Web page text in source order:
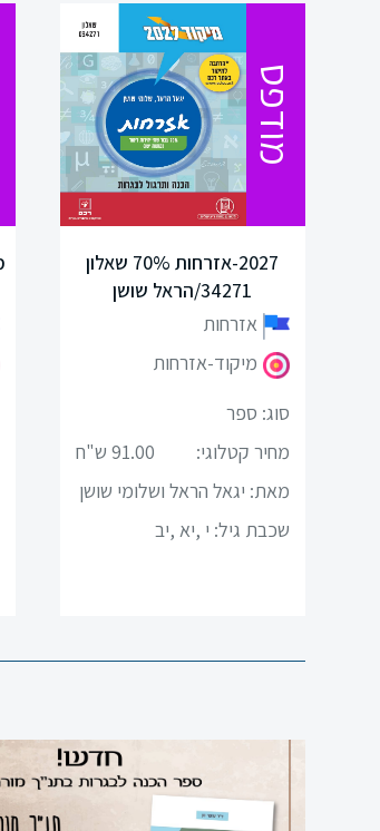
ישראל
ומורשתו
ביולוגיה
כימיה
פיזיקה
תיאטרון
אנגלית
הערבי
מודפס
2027-אזרחות 70% שאלון
34271/הראל שושן
אזרחות
מיקוד-אזרחות
סוג: ספר
מחיר קטלוגי:
91.00 ש"ח
מאת: יגאל הראל ושלומי שושן
שכבת גיל: י ,יא ,יב